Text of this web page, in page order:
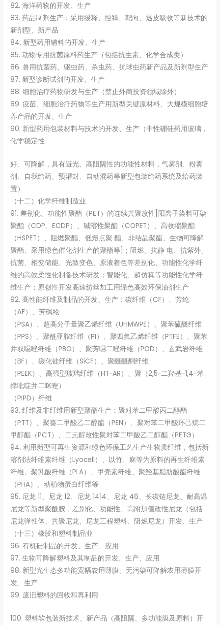
82. 海洋药物的开发、生产
83. 药品制剂生产：采用缓释、控释、靶向、透皮吸收等新技术的
新剂型、新产品
84. 新型药用辅料的开发、生产
85. 动物专用抗菌原料药生产（包括抗生素、化学合成类）
86. 兽用抗菌药、驱虫药、杀虫药、抗球虫药新产品及新剂型生产
87. 新型诊断试剂的开发、生产
88. 细胞治疗药物研发与生产（禁止外商投资领域除外）
89. 疫苗、细胞治疗药物等生产用新型关键原材料、大规模细胞培
养产品的开发、生产
90. 新型药用包装材料与技术的开发、生产（中性硼硅药用玻璃，
化学稳定性
好、可降解，具有避光、高阻隔性的功能性材料，气雾剂、粉雾
剂、自我给药、预灌封、自动混药等新型包装给药系统及给药装
置）
（十二）化学纤维制造业
91. 差别化、功能性聚酯（PET）的连续共聚改性[阳离子染料可染
聚酯（CDP、ECDP）、碱溶性聚酯（COPET）、高收缩聚酯
（HSPET）、阻燃聚酯、低熔点聚 酯、非结晶聚酯、生物可降解
聚酯、采用绿色催化剂生产的聚酯等]；阻燃、抗静 电、抗紫外、
抗菌、相变储能、光致变色、原液着色等差别化、功能性化学纤
维的高效柔性化制备技术研发；智能化、超仿真等功能性化学纤
维生产；原创性开发高速纺丝加工用绿色高效环保油剂生产
92. 高性能纤维及制品的开发、生产：碳纤维（CF）、芳纶
（AF）、芳砜纶
（PSA）、超高分子量聚乙烯纤维（UHMWPE）、聚苯硫醚纤维
（PPS）、聚酰亚胺纤维（PI）、聚四氟乙烯纤维（PTFE）、聚苯
并双噁唑纤维（PBO）、聚芳噁二唑纤维（POD）、玄武岩纤维
（BF）、碳化硅纤维（SiCF）、聚醚醚酮纤维
（PEEK）、高强型玻璃纤维（HT-AR）、聚（2,5-二羟基-1,4-苯
撑吡啶并二咪唑）
（PIPD）纤维
93. 纤维及非纤维用新型聚酯生产：聚对苯二甲酸丙二醇酯
（PTT）、聚葵二甲酸乙二醇酯（PEN）、聚对苯二甲酸环己烷二
甲醇酯（PCT）、二元醇改性聚对苯二甲酸乙二醇酯（PETG）
94. 利用新型可再生资源和绿色环保工艺生产生物质纤维，包括新
溶剂法纤维素纤维（Lyocell）、以竹、麻等为原料的再生纤维素
纤维、聚乳酸纤维（PLA）、甲壳素纤维、聚羟基脂肪酸酯纤维
（PHA）、动植物蛋白纤维等
95. 尼龙 11、尼龙 12、尼龙 1414、尼龙 46、长碳链尼龙、耐高温
尼龙等新型聚酰胺，差别化、功能性、高附加值改性尼龙（包括
尼龙弹性体、共聚尼龙、尼龙工程塑料、阻燃尼龙）开发、生产
（十三）橡胶和塑料制品业
96. 有机硅制品的开发、生产、应用
97. 生物可降解塑料及其制品的开发、生产、应用
98. 新型光生态多功能宽幅农用薄膜、无污染可降解农用薄膜开
发、生产
99. 废旧塑料的回收和再利用
100. 塑料软包装新技术、新产品（高阻隔、多功能膜及原料）开